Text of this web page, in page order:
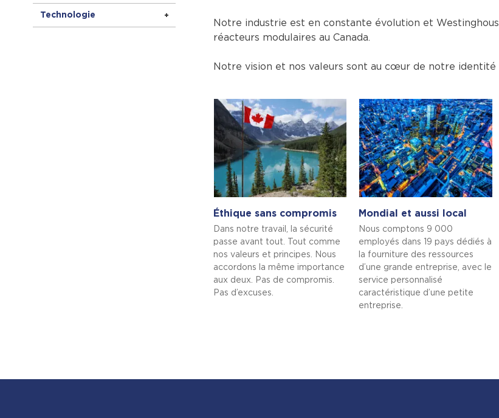
Technologie
Notre industrie est en constante évolution et
réacteurs modulaires au Canada.
Notre vision et nos valeurs sont au cœur de notre
Éthique sans compromis
Dans notre travail, la sécurité
passe avant tout. Tout comme
nos valeurs et principes. Nous
accordons la même importance
aux deux. Pas de compromis.
Pas d’excuses.
Mondial et aussi local
Nous comptons 9 000
employés dans 19 pays dédiés à
la fourniture des ressources
d’une grande entreprise, avec le
service personnalisé
caractéristique d’une petite
entreprise.